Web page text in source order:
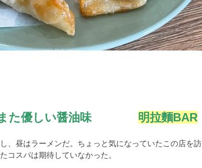
また優しい醤油味 明拉麵BAR
、昼はラーメンだ。ちょっと気になっていたこの店を訪
コスパは期待していなかった。